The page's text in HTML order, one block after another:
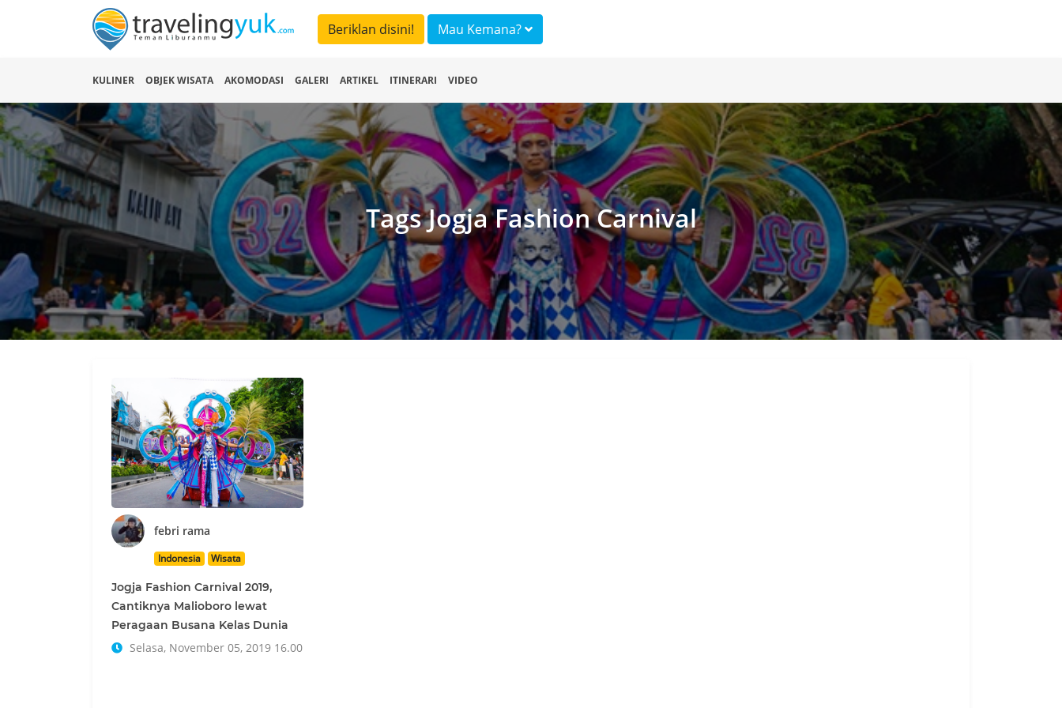
Beriklan disini! Mau Kemana?
KULINER OBJEK WISATA AKOMODASI GALERI ARTIKEL ITINERARI VIDEO
Tags Jogja Fashion Carnival
febri rama
Indonesia Wisata
Jogja Fashion Carnival 2019,
Cantiknya Malioboro lewat
Peragaan Busana Kelas Dunia
Selasa, November 05, 2019 16.00